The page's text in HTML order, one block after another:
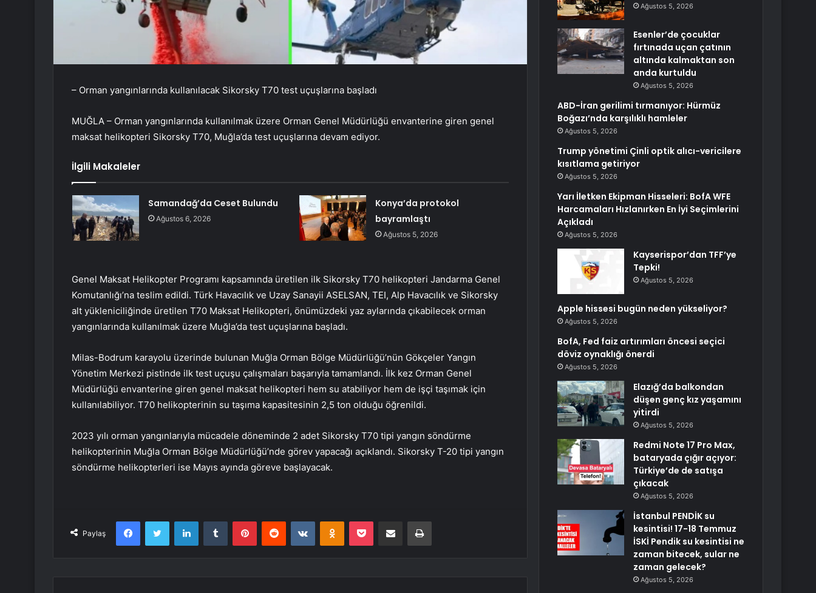
– Orman yangınlarında kullanılacak Sikorsky T70 test uçuşlarına başladı
MUĞLA – Orman yangınlarında kullanılmak üzere Orman Genel Müdürlüğü envanterine giren genel
maksat helikopteri Sikorsky T70, Muğla’da test uçuşlarına devam ediyor.
İlgili Makaleler
Samandağ’da Ceset Bulundu
Ağustos 6, 2026
Konya’da protokol
bayramlaştı
Ağustos 5, 2026
Genel Maksat Helikopter Programı kapsamında üretilen ilk Sikorsky T70 helikopteri Jandarma Genel
Komutanlığı’na teslim edildi. Türk Havacılık ve Uzay Sanayii ASELSAN, TEI, Alp Havacılık ve Sikorsky
alt yükleniciliğinde üretilen T70 Maksat Helikopteri, önümüzdeki yaz aylarında çıkabilecek orman
yangınlarında kullanılmak üzere Muğla’da test uçuşlarına başladı.
Milas-Bodrum karayolu üzerinde bulunan Muğla Orman Bölge Müdürlüğü’nün Gökçeler Yangın
Yönetim Merkezi pistinde ilk test uçuşu çalışmaları başarıyla tamamlandı. İlk kez Orman Genel
Müdürlüğü envanterine giren genel maksat helikopteri hem su atabiliyor hem de işçi taşımak için
kullanılabiliyor. T70 helikopterinin su taşıma kapasitesinin 2,5 ton olduğu öğrenildi.
2023 yılı orman yangınlarıyla mücadele döneminde 2 adet Sikorsky T70 tipi yangın söndürme
helikopterinin Muğla Orman Bölge Müdürlüğü’nde görev yapacağı açıklandı. Sikorsky T-20 tipi yangın
söndürme helikopterleri ise Mayıs ayında göreve başlayacak.
Paylaş
FacebookTwitter LinkedInTumblr PinterestReddit VKontakteOdnoklassniki
Pocket E-Posta ile paylaş Yazdır
Ağustos 5, 2026
Esenler’de çocuklar
fırtınada uçan çatının
altında kalmaktan son
anda kurtuldu
Ağustos 5, 2026
ABD-İran gerilimi tırmanıyor: Hürmüz
Boğazı’nda karşılıklı hamleler
Ağustos 5, 2026
Trump yönetimi Çinli optik alıcı-vericilere
kısıtlama getiriyor
Ağustos 5, 2026
Yarı İletken Ekipman Hisseleri: BofA WFE
Harcamaları Hızlanırken En İyi Seçimlerini
Açıkladı
Ağustos 5, 2026
Kayserispor’dan TFF’ye
Tepki!
Ağustos 5, 2026
Apple hissesi bugün neden yükseliyor?
Ağustos 5, 2026
BofA, Fed faiz artırımları öncesi seçici
döviz oynaklığı önerdi
Ağustos 5, 2026
Elazığ’da balkondan
düşen genç kız yaşamını
yitirdi
Ağustos 5, 2026
Redmi Note 17 Pro Max,
bataryada çığır açıyor:
Türkiye’de de satışa
çıkacak
Ağustos 5, 2026
İstanbul PENDİK su
kesintisi! 17-18 Temmuz
İSKİ Pendik su kesintisi ne
zaman bitecek, sular ne
zaman gelecek?
Ağustos 5, 2026